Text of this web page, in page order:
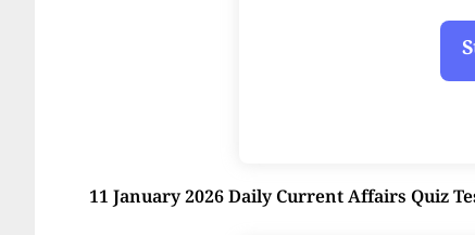
11 January 2026 Daily Current Affairs Quiz